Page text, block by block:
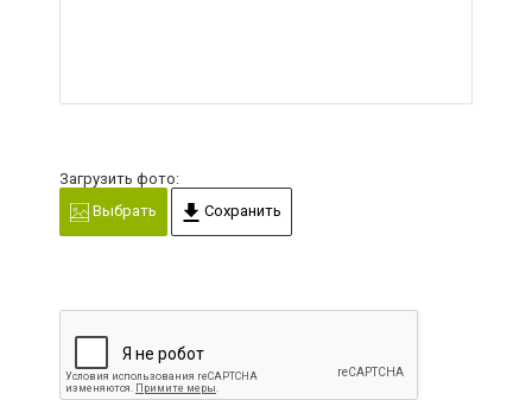
Загрузить фото:
Выбрать
Сохранить